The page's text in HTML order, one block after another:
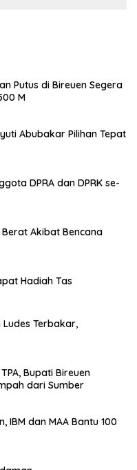
Putus di Bireuen Segera
M
Abubakar Pilihan Tepat
DPRA dan DPRK se-
Akibat Bencana
Hadiah Tas
Ludes Terbakar,
Bupati Bireuen
dari Sumber
IBM dan MAA Bantu 100